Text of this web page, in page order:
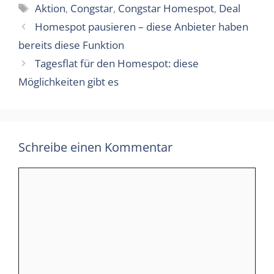
Schlagwörter
Aktion, Congstar, Congstar Homespot, Deal
Homespot pausieren – diese Anbieter haben
bereits diese Funktion
Tagesflat für den Homespot: diese
Möglichkeiten gibt es
Schreibe einen Kommentar